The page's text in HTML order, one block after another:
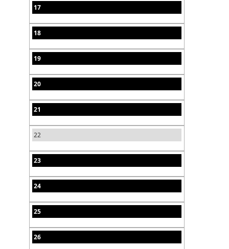
17
18
19
20
21
22
23
24
25
26